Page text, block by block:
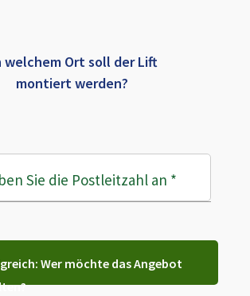
welchem Ort soll der Lift
montiert werden?
Sie die Postleitzahl an *
Wer möchte das Angebot